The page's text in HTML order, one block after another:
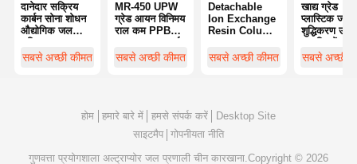
दानेदार सक्रिय
कार्बन सोना शोधन
औद्योगिक जल
फोटोकैटालिस्ट
सबसे अच्छी कीमत
MR-450 UPW
ग्रेड आयन विनिमय
राल कम PPB
विशेषताएं
सबसे अच्छी कीमत
Detachable
Ion Exchange
Resin Column
Purification
सबसे अच्छी कीमत
खाद्य ग्रेड
प्लास्टिक जल
शुद्धिकरण
शुद्ध राल स्तंभ
सबसे अच्छी
होम हमारे बारे में हमसे संपर्क करें
Desktop Site
साइटमैप
गोपनीयता नीति
गुणवत्ता प्रयोगशाला अल्ट्राप्योर जल प्रणाली चीन कारखाना.Copyright © 2026